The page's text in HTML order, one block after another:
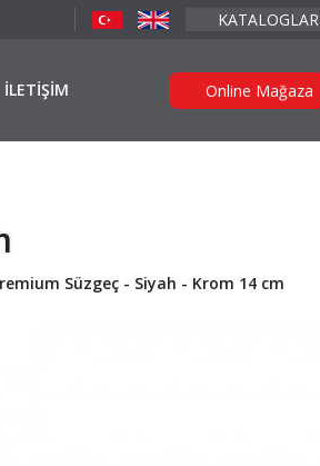
KATALOGLAR
İLETİŞİM Online Mağaza
Süzgeç - Siyah - Krom 14 cm